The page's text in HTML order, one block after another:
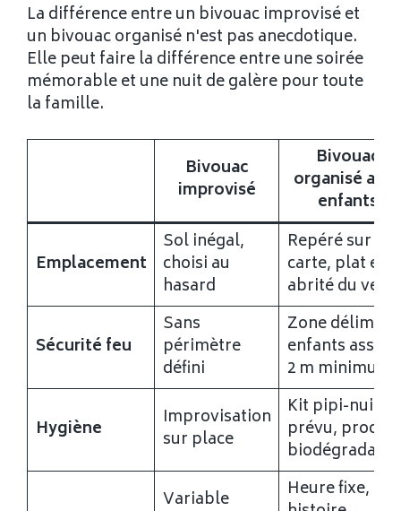
La différence entre un bivouac improvisé et
un bivouac organisé n'est pas anecdotique.
Elle peut faire la différence entre une soirée
mémorable et une nuit de galère pour toute
la famille.
Bivouac
improvisé
Bivouac
organisé
enfants
Emplacement
Sol inégal,
choisi au
hasard
Repéré sur
carte, plat et
abrité du vent
Sécurité feu
Sans
périmètre
défini
Zone
enfants assis à
2 m minimum
Hygiène
Improvisation
sur place
Kit pipi-nuit
prévu,
Variable
Heure fixe,